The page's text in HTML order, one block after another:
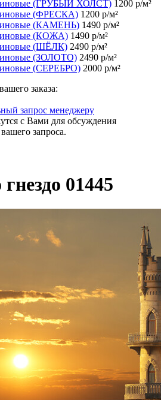
(ГРУБЫЙ ХОЛСТ) 1200 р/м²
(ФРЕСКА) 1200 р/м²
(КАМЕНЬ) 1490 р/м²
(КОЖА) 1490 р/м²
(ШЁЛК) 2490 р/м²
(ЗОЛОТО) 2490 р/м²
(СЕРЕБРО) 2000 р/м²
заказа:
запрос менеджеру
с Вами для обсуждения
запроса.
01445